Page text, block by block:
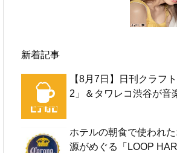
新着記事
【8月7日】日刊クラフ
2」＆タワレコ渋谷が音
ホテルの朝食で使われ
源がめぐる「LOOP